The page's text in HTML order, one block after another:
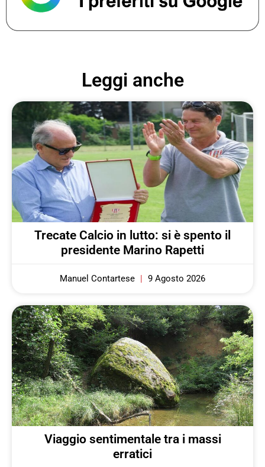
Leggi anche
Trecate Calcio in lutto: si è spento il
presidente Marino Rapetti
Manuel Contartese 9 Agosto 2026
Viaggio sentimentale tra i massi
erratici